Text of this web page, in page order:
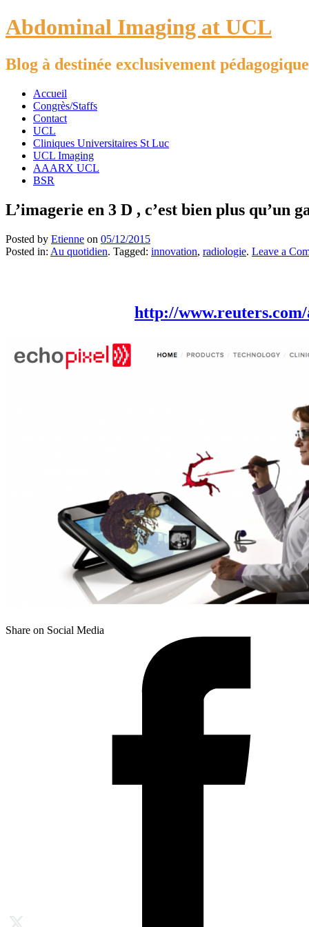
Abdominal Imaging at UCL
Blog à destinée exclusivement pédagogique
Accueil
Congrès/Staffs
Contact
UCL
Cliniques Universitaires St Luc
UCL Imaging
AAARX UCL
BSR
L’imagerie en 3 D , c’est bien plus qu’un
Posted by Etienne on 05/12/2015
Posted in: Au quotidien. Tagged: innovation, radiologie. Leave a
http://
Share on Social Media